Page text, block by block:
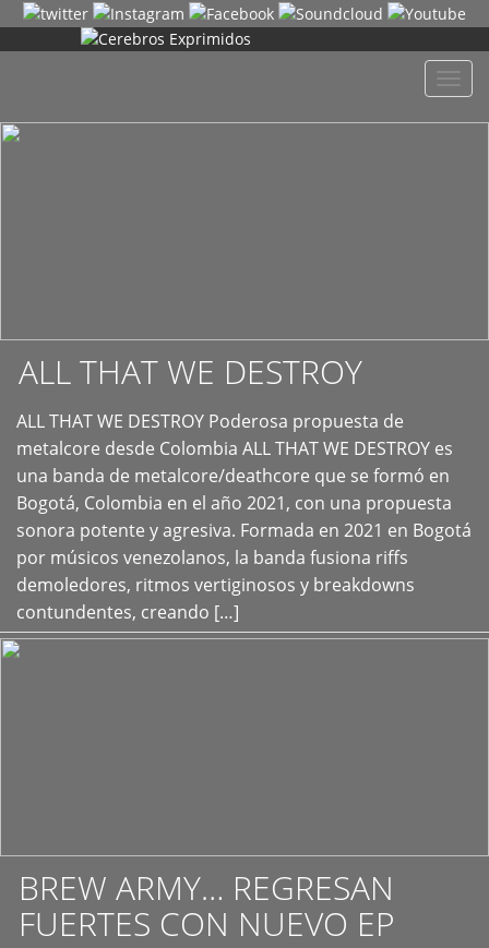
ALL THAT WE DESTROY
ALL THAT WE DESTROY Poderosa propuesta de
metalcore desde Colombia ALL THAT WE DESTROY es
una banda de metalcore/deathcore que se formó en
Bogotá, Colombia en el año 2021, con una propuesta
sonora potente y agresiva. Formada en 2021 en Bogotá
por músicos venezolanos, la banda fusiona riffs
demoledores, ritmos vertiginosos y breakdowns
contundentes, creando […]
+
BREW ARMY… REGRESAN
FUERTES CON NUEVO EP